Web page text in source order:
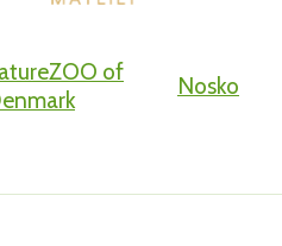
of
Nosko